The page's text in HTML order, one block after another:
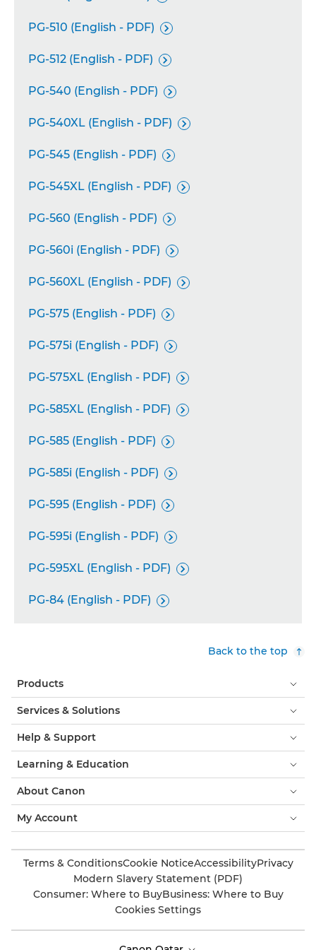
PG-510 (English - PDF) 
PG-512 (English - PDF) 
PG-540 (English - PDF) 
PG-540XL (English - PDF) 
PG-545 (English - PDF) 
PG-545XL (English - PDF) 
PG-560 (English - PDF) 
PG-560i (English - PDF) 
PG-560XL (English - PDF) 
PG-575 (English - PDF) 
PG-575i (English - PDF) 
PG-575XL (English - PDF) 
PG-585XL (English - PDF) 
PG-585 (English - PDF) 
PG-585i (English - PDF) 
PG-595 (English - PDF) 
PG-595i (English - PDF) 
PG-595XL (English - PDF) 
PG-84 (English - PDF) 
Back to the top
Products
Services & Solutions
Help & Support
Learning & Education
About Canon
My Account
Terms & ConditionsCookie NoticeAccessibilityPrivacy
Modern Slavery Statement (PDF)
Consumer: Where to BuyBusiness: Where to Buy
Cookies Settings